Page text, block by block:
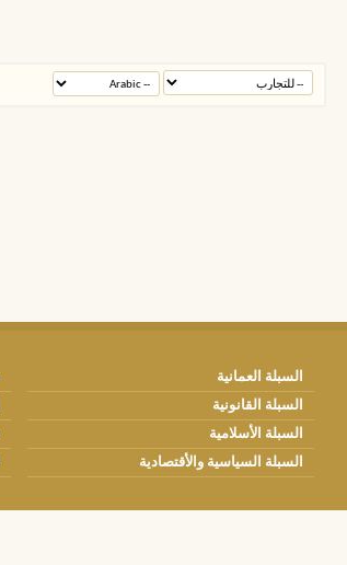
السبلة العمانية
السبلة القانونية
السبلة الأسلامية
السبلة السياسية والأقتصادية